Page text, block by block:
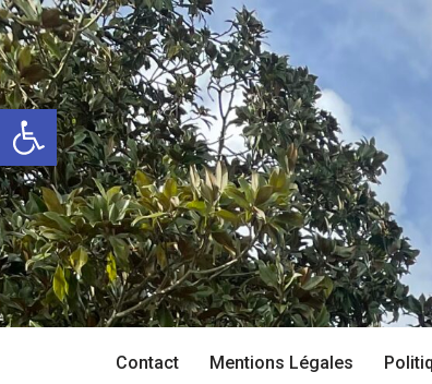
Ouvrir la barre d’outils
Aller
au
contenu
Contact Mentions Légales